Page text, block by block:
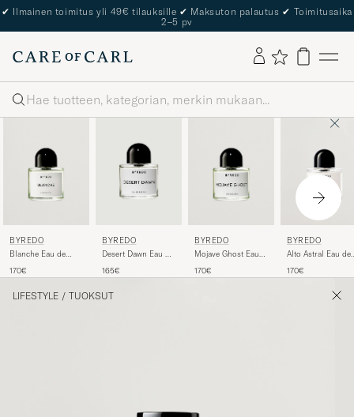
✔ Ilmainen toimitus yli 49€ tilauksille ✔ Maksuton palautus ✔ Toimitusaika
2–5 pv
Haku
BYREDO
Blanche Eau de
170€
BYREDO
Desert Dawn Eau de
165€
BYREDO
Mojave Ghost Eau
170€
BYREDO
Alto Astral Eau de
170€
LIFESTYLE / TUOKSUT